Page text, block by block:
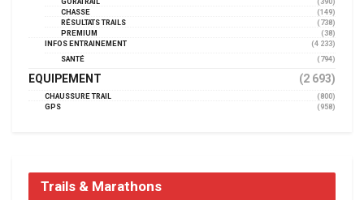
GORATRAIL
(390)
CHASSE
(149)
RÉSULTATS TRAILS
(738)
PREMIUM
(38)
INFOS ENTRAINEMENT
(4 233)
SANTÉ
(794)
EQUIPEMENT (2 693)
CHAUSSURE TRAIL
(800)
GPS
(958)
Trails & Marathons